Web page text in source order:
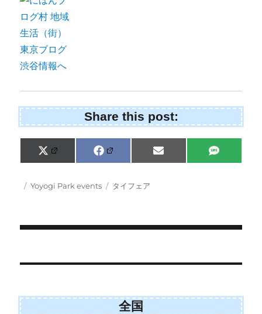
Share this post:
Share
on
X
(
w
i
r
Share
on
F
a
e
Share
on
E
m
Share
on
S
M
Posted
Categories
Yoyogi Park events Tags
タイフェア
navigation
全国